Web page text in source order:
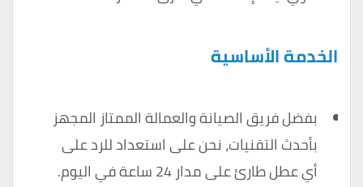
الخدمة الأساسية
بفضل فريق الصيانة والعمالة الممتاز المجهز
بأحدث التقنيات، نحن على استعداد للرد على
أي عطل طارئ على مدار 24 ساعة في اليوم.